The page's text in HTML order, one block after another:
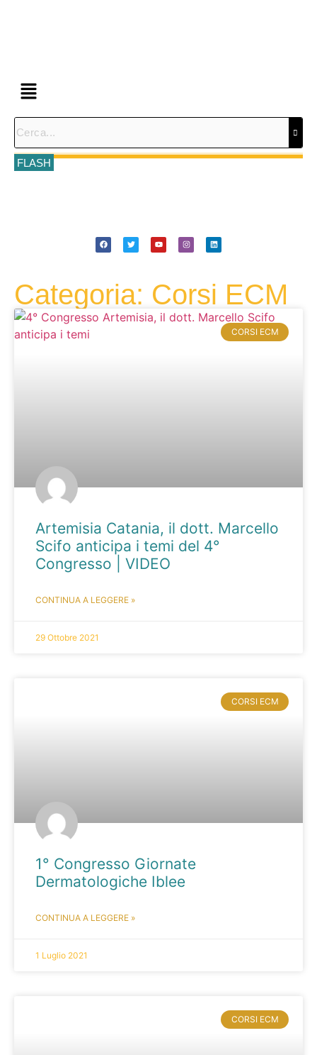
FLASH
Categoria: Corsi ECM
CORSI ECM
Artemisia Catania, il dott. Marcello
Scifo anticipa i temi del 4°
Congresso | VIDEO
CONTINUA A LEGGERE »
29 Ottobre 2021
CORSI ECM
1° Congresso Giornate
Dermatologiche Iblee
CONTINUA A LEGGERE »
1 Luglio 2021
CORSI ECM